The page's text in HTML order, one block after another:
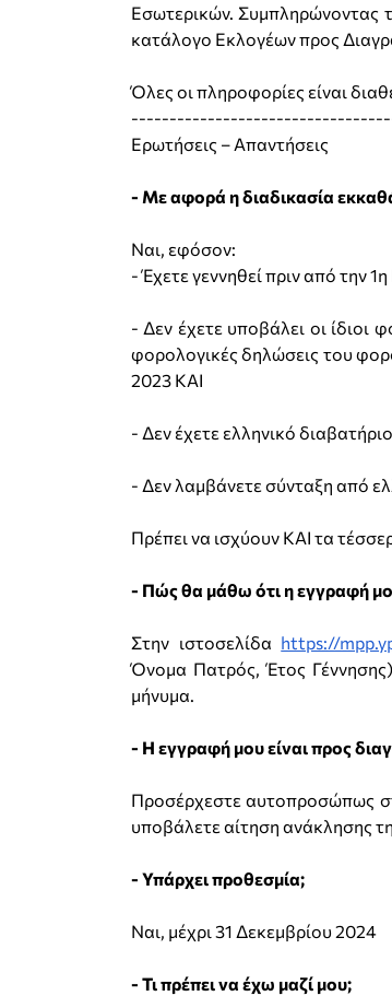
Εσωτερικών. Συμπληρώνοντας
κατάλογο Εκλογέων προς
Όλες οι πληροφορίες είναι
Ερωτήσεις – Απαντήσεις
- Με αφορά η διαδικασία
Ναι, εφόσον:
- Έχετε γεννηθεί πριν από την
- Δεν έχετε υποβάλει οι
φορολογικές δηλώσεις του
2023 ΚΑΙ
- Δεν έχετε ελληνικό
- Δεν λαμβάνετε σύνταξη από
Πρέπει να ισχύουν ΚΑΙ τα
- Πώς θα μάθω ότι η εγγραφή
Στην ιστοσελίδα https://
Όνομα Πατρός, Έτος
μήνυμα.
- Η εγγραφή μου είναι προς
Προσέρχεστε αυτοπροσώπως
υποβάλετε αίτηση ανάκλησης
- Υπάρχει προθεσμία;
Ναι, μέχρι 31 Δεκεμβρίου 2024
- Τι πρέπει να έχω μαζί μου;